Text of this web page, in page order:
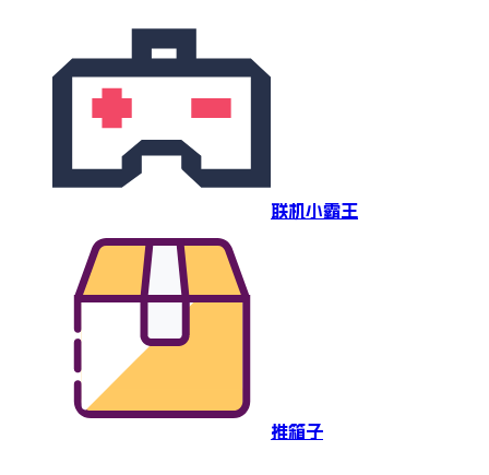
联机小霸王
推箱子